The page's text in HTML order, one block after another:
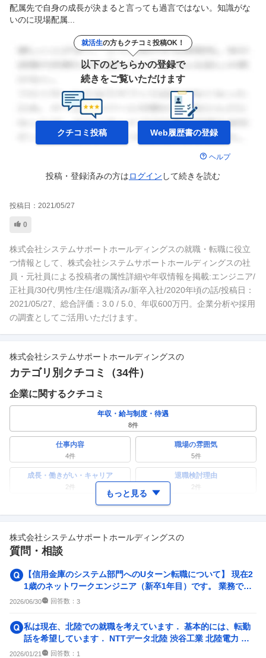
配属先で自身の成長が決まると言っても過言ではない。知識がな
いのに現場配属...
就活生の方もクチコミ投稿OK！
以下のどちらかの登録で
続きをご覧いただけます
クチコミ投稿 Web履歴書の登録
ヘルプ
投稿・登録済みの方はログイン して続きを読む
投稿日： 2021/05/27
0
株式会社システムサポートホールディングスの就職・転職に役立
つ情報として、株式会社システムサポートホールディングスの社
員・元社員による投稿者の属性詳細や年収情報を掲載:エンジニア/
正社員/30代/男性/主任/退職済み/新卒入社/2020年頃の話/投稿日：
2021/05/27、総合評価：3.0 / 5.0、年収600万円。企業分析や採用
の調査としてご活用いただけます。
株式会社システムサポートホールディングスの
カテゴリ別クチコミ（34件）
企業に関するクチコミ
年収・給与制度・待遇
8件
仕事内容
4件
職場の雰囲気
5件
成長・働きがい・キャリア
2件
退職検討理由
2件
ワークライフバランス 女性の活躍・働きやすさ
副業 テレワーク・リモートワーク
人事・評価制度
2件
入社理由・入社後ギャップ
1件
企業の選考に関するクチコミ
0件 4件
もっと見る
株式会社システムサポートホールディングスの
質問・相談
【信用金庫のシステム部門へのUターン転職について】 現在2
1歳のネットワークエンジニア（新卒1年目）です。 業務では
Cisco機器の...
2026/06/30 回答数： 3
私は現在、北陸での就職を考えています． 基本的には、転勤
話を希望しています． NTTデータ北陸 渋谷工業 北陸電力 北
陸コンピュータ...
2026/01/21 回答数： 1